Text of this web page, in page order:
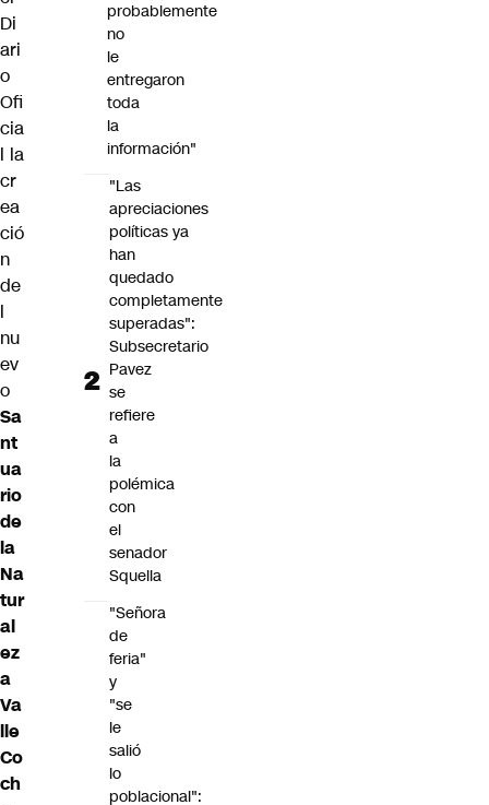
Di
ari
o
Ofi
cia
l la
cr
ea
ció
n
de
l
nu
ev
o
Sa
nt
ua
rio
de
la
Na
tur
al
ez
a
Va
lle
Co
ch
probablemente
no
le
entregaron
toda
la
información"
"Las
apreciaciones
políticas ya
han
quedado
completamente
superadas":
Subsecretario
Pavez
se
refiere
a
la
polémica
con
el
senador
Squella
"Señora
de
feria"
y
"se
le
salió
lo
poblacional":